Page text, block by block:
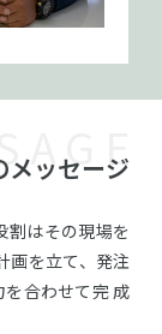
メッセージ
割はその現場を
画を立て、発注
を合わせて完成